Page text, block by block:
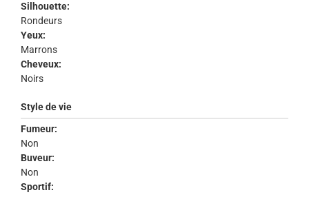
Silhouette:
Rondeurs
Yeux:
Marrons
Cheveux:
Noirs
Style de vie
Fumeur:
Non
Buveur:
Non
Sportif: